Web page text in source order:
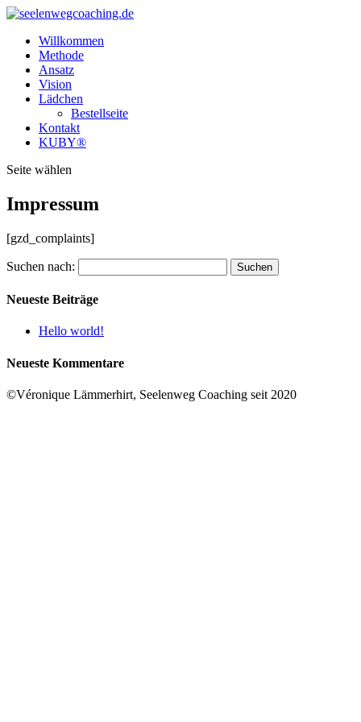
Willkommen
Methode
Ansatz
Vision
Lädchen
Bestellseite
Kontakt
KUBY®
Seite wählen
Impressum
[gzd_complaints]
Suchen nach:
Neueste Beiträge
Hello world!
Neueste Kommentare
©Véronique Lämmerhirt, Seelenweg Coaching seit 2020